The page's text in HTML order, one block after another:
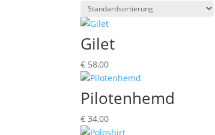
Gilet
€ 58,00
Pilotenhemd
€ 34,00